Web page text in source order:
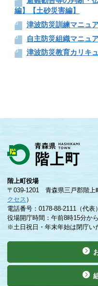
編】【土砂災害編】
津波防災訓練マニュ
自主防災組織マニュ
津波防災教育カリキ
階上町役場
〒039-1201 青森県三戸郡階上
クセス ）
電話番号：0178-88-2111（代表
役場開庁時間：午前8時15分か
※土日祝日・年末年始は閉庁い